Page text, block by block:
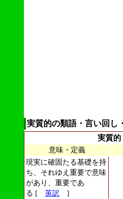
実質的の類語・言い回し
実質的
意味・定義
現実に確固たる基礎を持
ち、それゆえ重要で意味
があり、重要であ
る [
英訳
]